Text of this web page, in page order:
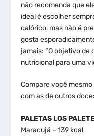
não recomenda que
ideal é escolher
calórico, mas não é
gosta
jamais: “O objetivo de
nutricional para uma
Compare você
com as de outros
PALETAS LOS
Maracujá – 139 kcal